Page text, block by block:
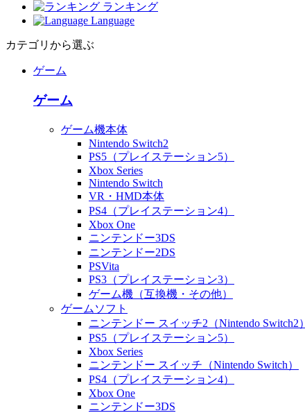
ランキング
Language
カテゴリから選ぶ
ゲーム
ゲーム
ゲーム機本体
Nintendo Switch2
PS5（プレイステーション5）
Xbox Series
Nintendo Switch
VR・HMD本体
PS4（プレイステーション4）
Xbox One
ニンテンドー3DS
ニンテンドー2DS
PSVita
PS3（プレイステーション3）
ゲーム機（互換機・その他）
ゲームソフト
ニンテンドー スイッチ2（Nintendo Switch2）
PS5（プレイステーション5）
Xbox Series
ニンテンドー スイッチ（Nintendo Switch）
PS4（プレイステーション4）
Xbox One
ニンテンドー3DS